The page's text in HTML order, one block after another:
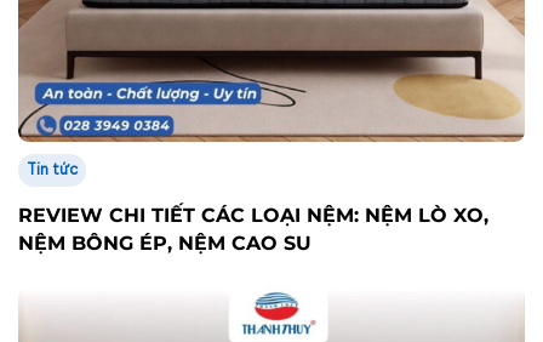
Tin tức
REVIEW CHI TIẾT CÁC LOẠI NỆM: NỆM LÒ XO,
NỆM BÔNG ÉP, NỆM CAO SU